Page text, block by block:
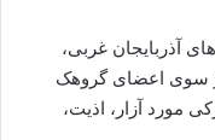
آذربایجان غربی،
سوی اعضای گروهک
مورد آزار، اذیت،